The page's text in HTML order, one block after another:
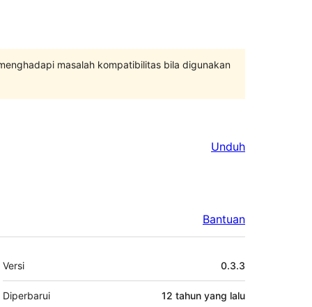
masalah kompatibilitas bila digunakan
Unduh
Bantuan
Meta
Versi 0.3.3
Diperbarui 12 tahun yang lalu